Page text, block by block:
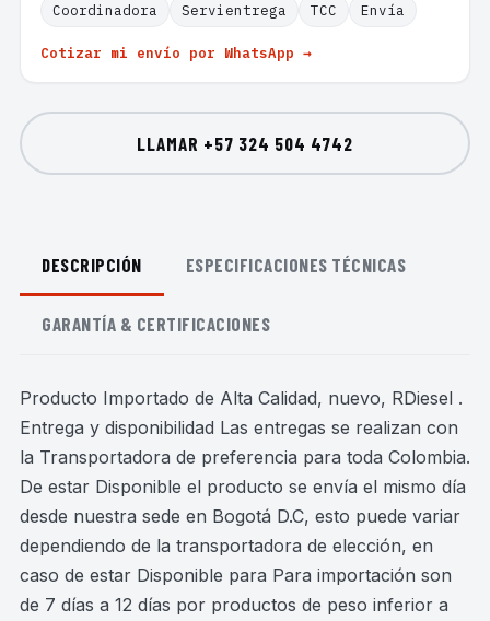
Coordinadora Servientrega TCC Envía
Cotizar mi envío por WhatsApp →
LLAMAR +57 324 504 4742
DESCRIPCIÓN ESPECIFICACIONES TÉCNICAS
GARANTÍA & CERTIFICACIONES
Producto Importado de Alta Calidad, nuevo, RDiesel .
Entrega y disponibilidad Las entregas se realizan con
la Transportadora de preferencia para toda Colombia.
De estar Disponible el producto se envía el mismo día
desde nuestra sede en Bogotá D.C, esto puede variar
dependiendo de la transportadora de elección, en
caso de estar Disponible para Para importación son
de 7 días a 12 días por productos de peso inferior a